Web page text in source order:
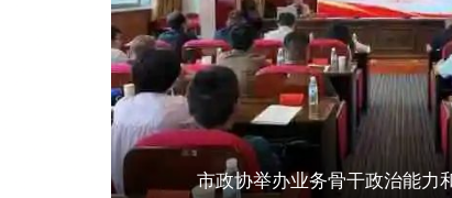
市政协举办业务骨干政治能力